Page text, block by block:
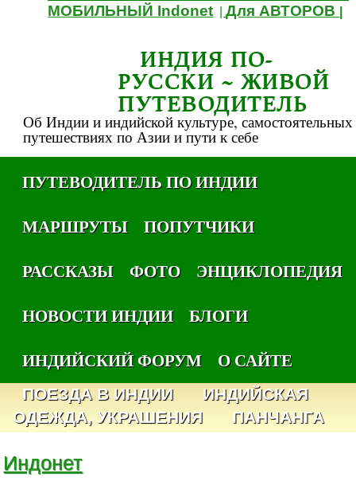
МОБИЛЬНЫЙ Indonet |Для АВТОРОВ
ИНДИЯ ПО-
РУССКИ ~ ЖИВОЙ
ПУТЕВОДИТЕЛЬ
Об Индии и индийской культуре, самостоятельных
путешествиях по Азии и пути к себе
ПУТЕВОДИТЕЛЬ ПО ИНДИИ
МАРШРУТЫ
ПОПУТЧИКИ
РАССКАЗЫ
ФОТО
ЭНЦИКЛОПЕДИЯ
НОВОСТИ ИНДИИ
БЛОГИ
ИНДИЙСКИЙ ФОРУМ
О САЙТЕ
ПОЕЗДА В ИНДИИ
ИНДИЙСКАЯ
ОДЕЖДА, УКРАШЕНИЯ
ПАНЧАНГА
Индонет